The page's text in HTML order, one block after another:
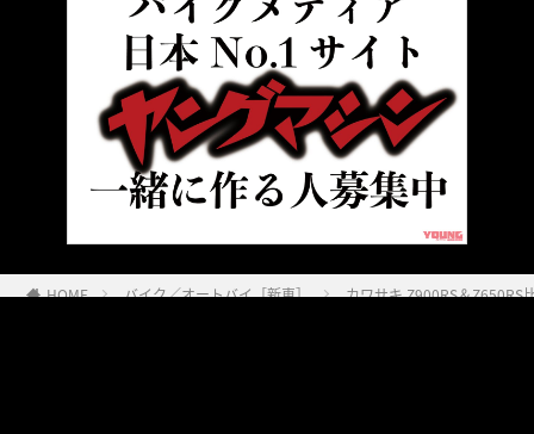
HOME バイク／オートバイ［新車］ カワサキ Z900RS＆Z650RS